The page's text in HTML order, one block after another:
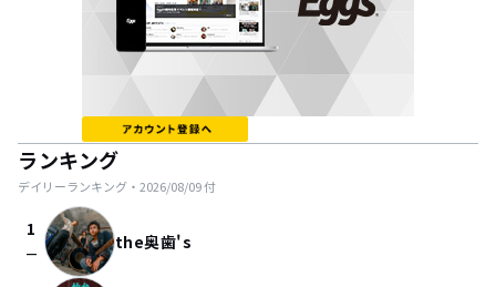
ランキング
デイリーランキング・ 2026/08/09付
1
check_indeterminate_small the奥歯's